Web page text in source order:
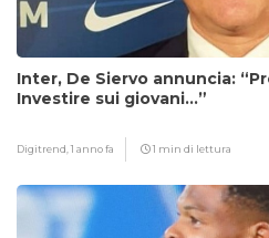
Inter, De Siervo annuncia:
Investire sui giovani…”
Digitrend,1 anno fa 1 min di lettura